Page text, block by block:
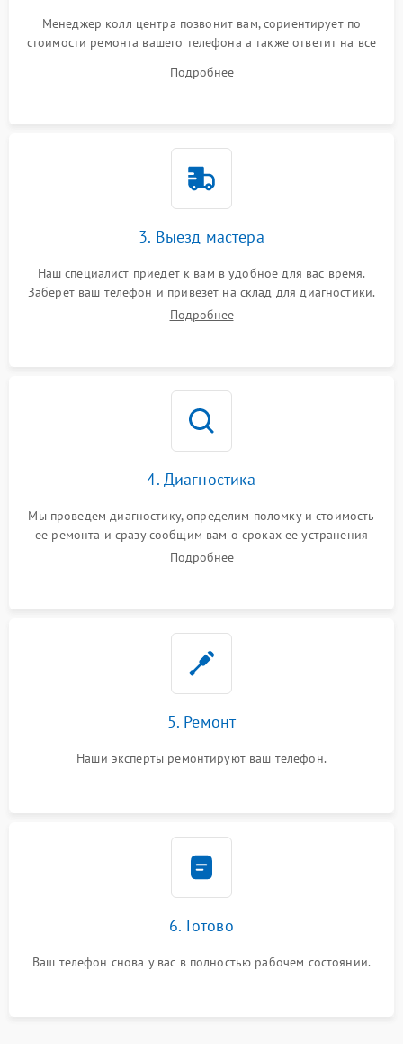
Менеджер колл центра позвонит вам, сориентирует по
стоимости ремонта вашего телефона а также ответит на все
Подробнее
3. Выезд мастера
Наш специалист приедет к вам в удобное для вас время.
Заберет ваш телефон и привезет на склад для диагностики.
Подробнее
4. Диагностика
Мы проведем диагностику, определим поломку и стоимость
ее ремонта и сразу сообщим вам о сроках ее устранения
Подробнее
5. Ремонт
Наши эксперты ремонтируют ваш телефон.
6. Готово
Ваш телефон снова у вас в полностью рабочем состоянии.